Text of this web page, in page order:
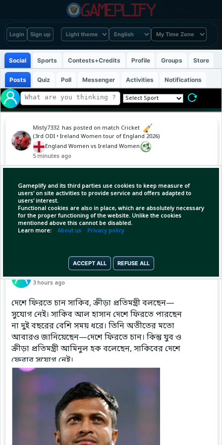
Login Sign up
Gameplify and its third parties use cookies to keep measure of
users' on site activities to provide service and offers adapted to
users' interest.
Functional cookies are also in place, which are absolutely necessary
for the proper functioning of the website. Unlike the cookies
mentioned above this cannot be disabled.
Learn more: About us Privacy policy
ACCEPT ALL REFUSE ALL
Social Sports Contests+Credits Profile Groups Store
Posts Quiz Poll Messenger Activities Notifications
Misty7332 has posted on match Cricket
(3rd ODI • Ireland Women tour of England 2026)
England Women vs Ireland Women
5 minutes ago
England win
(2) Copy Link Open
MilonBDhas posted
3 hours ago
দেশে ফিরতে চান সাকিব, ক্রীড়া প্রতিমন্ত্রী বলছেন—
সুযোগ নেই। সাকিব আল হাসান দেশে ফিরতে পারছেন
না দুই বছরের বেশি সময় ধরে। তিনি অতীতের মতো
আবারও জানিয়েছেন—দেশে ফিরতে চান। কিন্তু যুব ও
ক্রীড়া প্রতিমন্ত্রী আমিনুল হক বলেছেন, সাকিবের দেশে
ফেরার সুযোগ নেই।